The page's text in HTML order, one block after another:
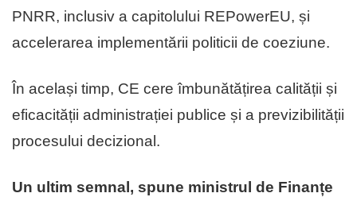
PNRR, inclusiv a capitolului REPowerEU, și
accelerarea implementării politicii de coeziune.
În același timp, CE cere îmbunătățirea calității și
eficacității administrației publice și a previzibilității
procesului decizional.
Un ultim semnal, spune ministrul de Finanțe